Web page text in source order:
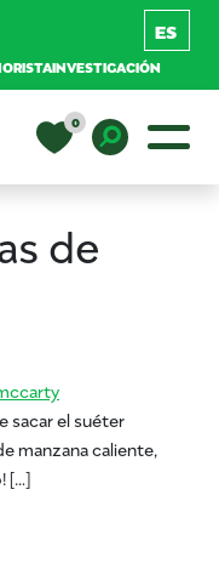
INVESTIGACIÓN
0
de
sacar el suéter
manzana caliente,
[…]